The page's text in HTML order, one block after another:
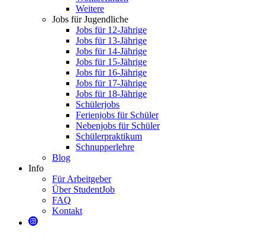
Weitere
Jobs für Jugendliche
Jobs für 12-Jährige
Jobs für 13-Jährige
Jobs für 14-Jährige
Jobs für 15-Jährige
Jobs für 16-Jährige
Jobs für 17-Jährige
Jobs für 18-Jährige
Schülerjobs
Ferienjobs für Schüler
Nebenjobs für Schüler
Schülerpraktikum
Schnupperlehre
Blog
Info
Für Arbeitgeber
Über StudentJob
FAQ
Kontakt